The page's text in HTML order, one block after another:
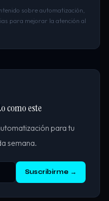
sobre automatización,
para mejorar la atención al
como este
para tu
semana.
Suscribirme →